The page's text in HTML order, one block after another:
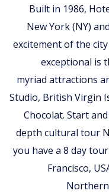
Built in 1986,
New York (NY)
excitement of the
exceptional is
myriad attractions
Studio, British Virgin
Chocolat. Start
depth cultural tour
you have a 8 day
Francisco,
Northern